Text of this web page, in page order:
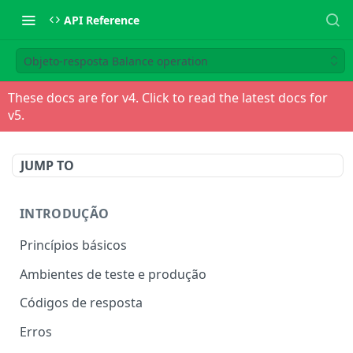
API Reference
Objeto-resposta Balance operation
These docs are for v4. Click to read the latest docs for
v5.
JUMP TO
INTRODUÇÃO
Princípios básicos
Ambientes de teste e produção
Códigos de resposta
Erros